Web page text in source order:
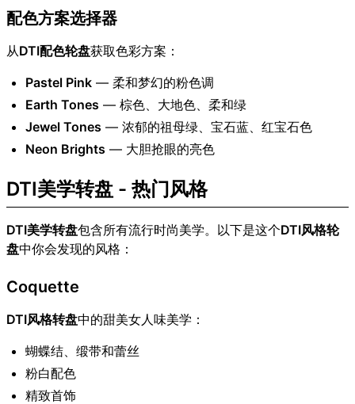
配色方案选择器
从DTI配色轮盘获取色彩方案：
Pastel Pink — 柔和梦幻的粉色调
Earth Tones — 棕色、大地色、柔和绿
Jewel Tones — 浓郁的祖母绿、宝石蓝、红宝石色
Neon Brights — 大胆抢眼的亮色
DTI美学转盘 - 热门风格
DTI美学转盘包含所有流行时尚美学。以下是这个DTI风格轮
盘中你会发现的风格：
Coquette
DTI风格转盘中的甜美女人味美学：
蝴蝶结、缎带和蕾丝
粉白配色
精致首饰